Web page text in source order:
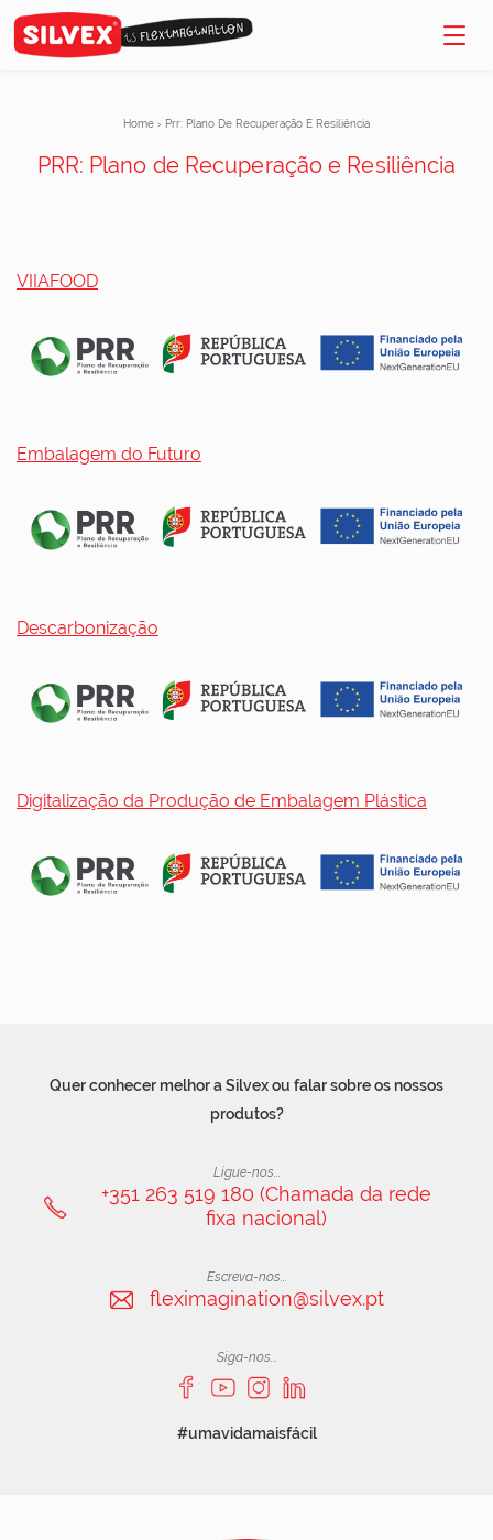
Home › Prr: Plano De Recuperação E Resiliência
PRR: Plano de Recuperação e Resiliência
VIIAFOOD
Embalagem do Futuro
Descarbonização
Digitalização da Produção de Embalagem Plástica
Quer conhecer melhor a Silvex ou falar sobre os nossos
produtos?
Ligue-nos...
+351 263 519 180 (Chamada da rede
fixa nacional)
Escreva-nos...
fleximagination@silvex.pt
Siga-nos...
#umavidamaisfácil